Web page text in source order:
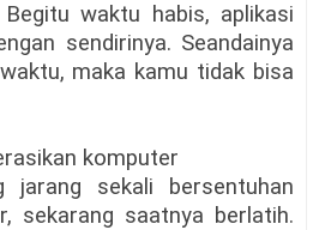
waktu habis, aplikasi
sendirinya. Seandainya
maka kamu tidak bisa
komputer
jarang sekali bersentuhan
sekarang saatnya berlatih.